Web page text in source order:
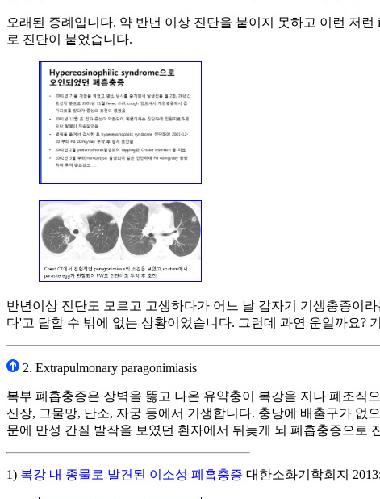
오래된 증례입니다. 약 반년 이상 진단을 붙이지 못하고 이런 저
로 진단이 붙었습니다.
반년이상 진단도 모르고 고생하다가 어느 날 갑자기 기생충증이
다'고 답할 수 밖에 없는 상황이었습니다. 그런데 과연 운일까요?
2. Extrapulmonary paragonimiasis
복부 폐흡충증은 장벽을 뚫고 나온 유약충이 복강을 지나 폐조직
신장, 그물망, 난소, 자궁 등에서 기생합니다. 충낭에 배출구가 없
문에 만성 간질 발작을 보였던 환자에서 뒤늦게 뇌 폐흡충증으로
1) 복강 내 종물로 발견된 이소성 폐흡충증 대한소화기학회지